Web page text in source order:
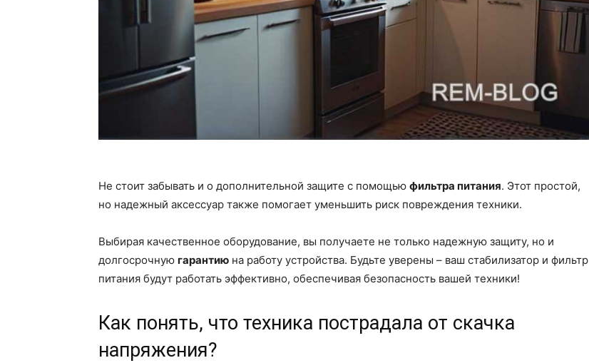
Не стоит забывать и о дополнительной защите с помощью фильтра питания. Этот простой,
но надежный аксессуар также помогает уменьшить риск повреждения техники.
Выбирая качественное оборудование, вы получаете не только надежную защиту, но и
долгосрочную гарантию на работу устройства. Будьте уверены – ваш стабилизатор и фильтр
питания будут работать эффективно, обеспечивая безопасность вашей техники!
Как понять, что техника пострадала от скачка
напряжения?